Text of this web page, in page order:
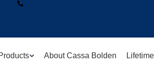
About Cassa Bolden